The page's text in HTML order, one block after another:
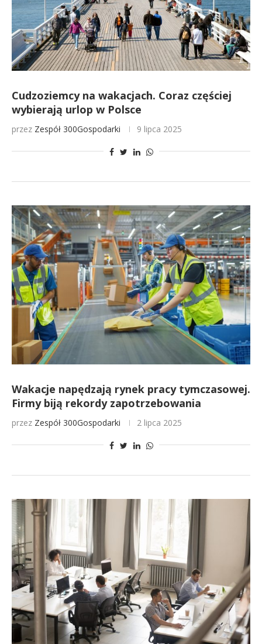
Cudzoziemcy na wakacjach. Coraz częściej
wybierają urlop w Polsce
przez Zespół 300Gospodarki 9 lipca 2025
Wakacje napędzają rynek pracy tymczasowej.
Firmy biją rekordy zapotrzebowania
przez Zespół 300Gospodarki 2 lipca 2025